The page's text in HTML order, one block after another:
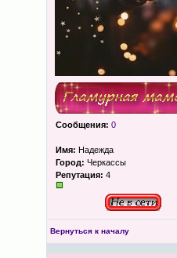
Сообщения: 0
Имя: Надежда
Город: Черкассы
Репутация: 4
Вернуться к началу